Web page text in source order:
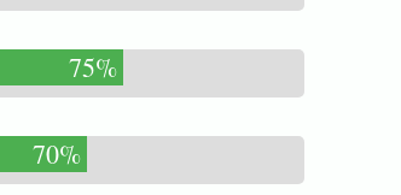
75%
70%